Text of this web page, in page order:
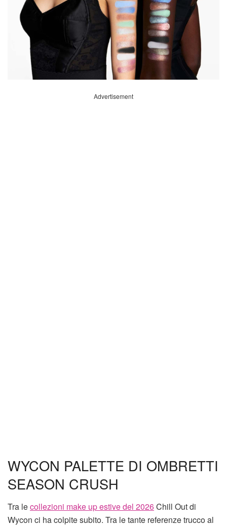
Advertisement
WYCON PALETTE DI OMBRETTI
SEASON CRUSH
Tra lecollezioni make up estive del 2026Chill Out di
Wycon ci ha colpite subito. Tra le tante referenze trucco al